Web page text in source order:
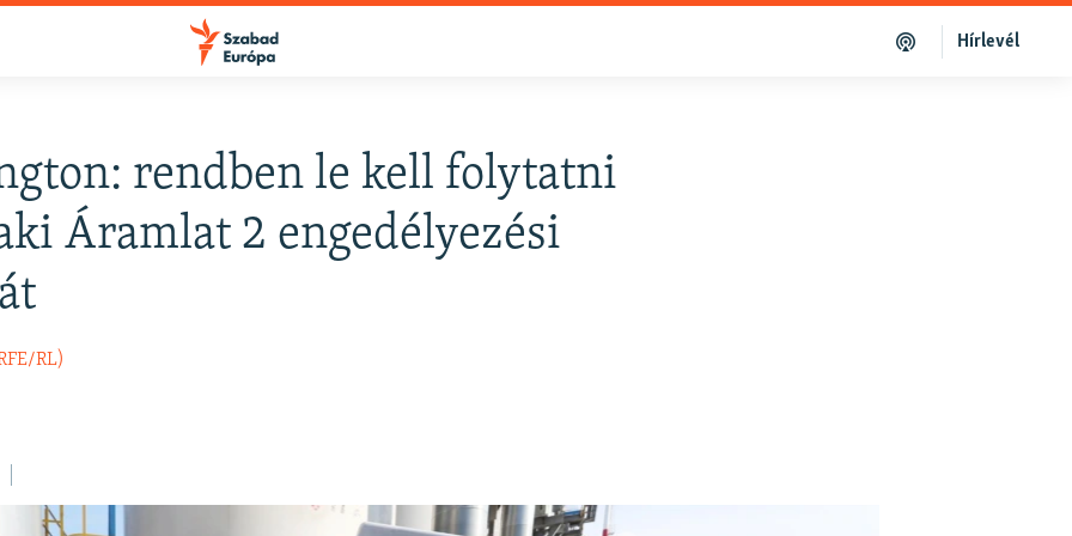
Hírlevél
rendben le kell folytatni
Áramlat 2 engedélyezési
RL)
FELIRATKOZÁS